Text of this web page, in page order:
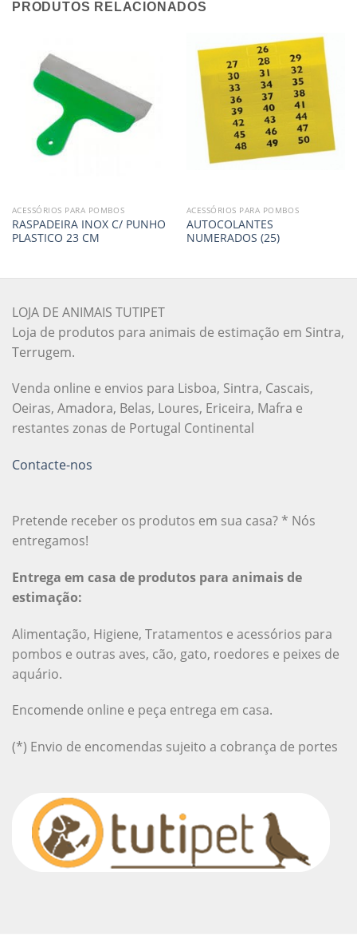
PRODUTOS RELACIONADOS
ACESSÓRIOS PARA POMBOS
RASPADEIRA INOX C/ PUNHO
PLASTICO 23 CM
ACESSÓRIOS PARA POMBOS
AUTOCOLANTES
NUMERADOS (25)
LOJA DE ANIMAIS TUTIPET
Loja de produtos para animais de estimação em Sintra,
Terrugem.
Venda online e envios para Lisboa, Sintra, Cascais,
Oeiras, Amadora, Belas, Loures, Ericeira, Mafra e
restantes zonas de Portugal Continental
Contacte-nos
Pretende receber os produtos em sua casa? * Nós
entregamos!
Entrega em casa de produtos para animais de
estimação:
Alimentação, Higiene, Tratamentos e acessórios para
pombos e outras aves, cão, gato, roedores e peixes de
aquário.
Encomende online e peça entrega em casa.
(*) Envio de encomendas sujeito a cobrança de portes